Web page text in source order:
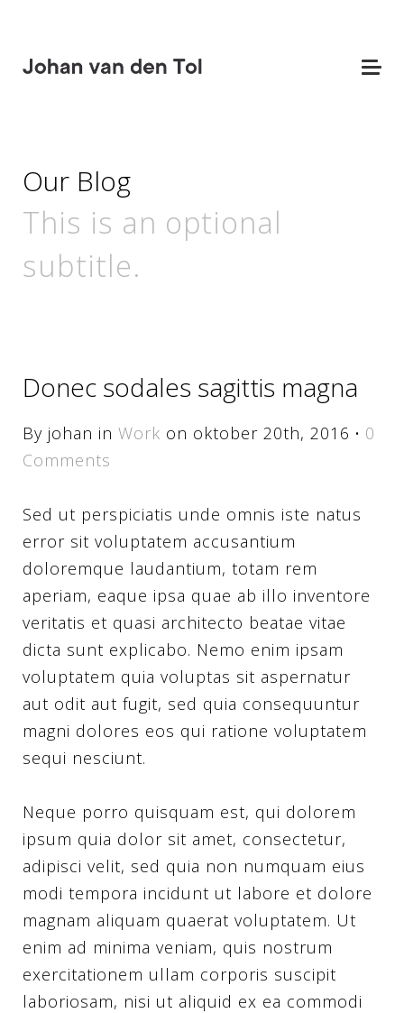
Our Blog
This is an optional
subtitle.
Donec sodales sagittis magna
By johan in Work on oktober 20th, 2016 · 0
Comments
Sed ut perspiciatis unde omnis iste natus
error sit voluptatem accusantium
doloremque laudantium, totam rem
aperiam, eaque ipsa quae ab illo inventore
veritatis et quasi architecto beatae vitae
dicta sunt explicabo. Nemo enim ipsam
voluptatem quia voluptas sit aspernatur
aut odit aut fugit, sed quia consequuntur
magni dolores eos qui ratione voluptatem
sequi nesciunt.
Neque porro quisquam est, qui dolorem
ipsum quia dolor sit amet, consectetur,
adipisci velit, sed quia non numquam eius
modi tempora incidunt ut labore et dolore
magnam aliquam quaerat voluptatem. Ut
enim ad minima veniam, quis nostrum
exercitationem ullam corporis suscipit
laboriosam, nisi ut aliquid ex ea commodi